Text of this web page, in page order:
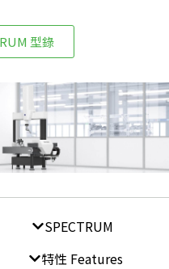
型錄
SPECTRUM
特性 Features